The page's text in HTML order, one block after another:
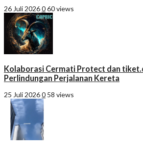
26 Juli 2026060 views
Kolaborasi Cermati Protect dan
Perlindungan Perjalanan Kereta
25 Juli 20260 58 views